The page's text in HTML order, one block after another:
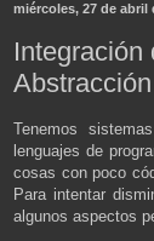
miércoles, 27 de abril
Integración
Abstracción
Tenemos
lenguajes de
cosas con poco
Para intentar
algunos aspectos